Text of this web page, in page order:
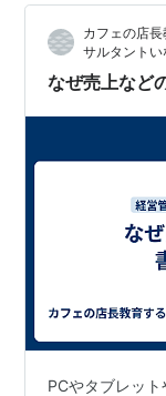
つです。 タッ
きで書く環境を
カフェの店
サルタントい
なぜ売上など
PCやタブレッ